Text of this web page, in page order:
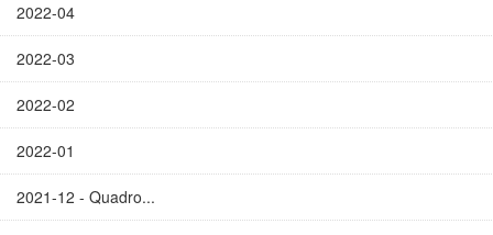
2022-04
2022-03
2022-02
2022-01
2021-12 - Quadro...